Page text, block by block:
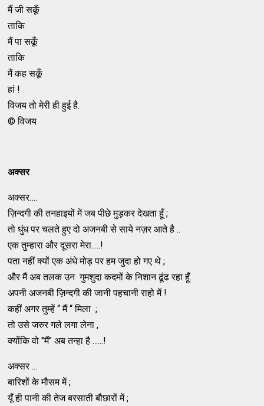
मैं जी सकूँ
ताकि
मैं पा सकूँ
ताकि
मैं कह सकूँ
हां !
विजय तो मेरी ही हुई है.
© विजय
अक्सर
अक्सर….
ज़िन्दगी की तनहाइयों में जब पीछे मुड़कर देखता हूँ ;
तो धुंध पर चलते हुए दो अजनबी से साये नज़र आते है ..
एक तुम्हारा और दूसरा मेरा.....!
पता नहीं क्यों एक अंधे मोड़ पर हम जुदा हो गए थे ;
और मैं अब तलक उन गुमशुदा कदमों के निशान ढूंढ रहा हूँ.
अपनी अजनबी ज़िन्दगी की जानी पहचानी राहो में !
कहीं अगर तुम्हें “ मैं “ मिला ;
तो उसे जरुर गले लगा लेना ,
क्योंकि वो "मैं" अब तन्हा है ......!
अक्सर ...
बारिशों के मौसम में ;
यूँ ही पानी की तेज बरसाती बौछारों में ;